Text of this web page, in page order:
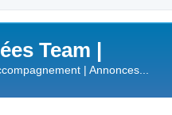
Team |
| Annonces...